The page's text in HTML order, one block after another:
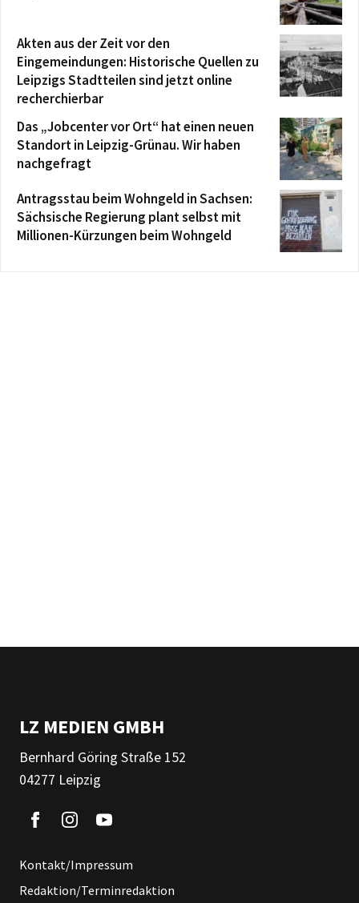
Akten aus der Zeit vor den
Eingemeindungen: Historische Quellen zu
Leipzigs Stadtteilen sind jetzt online
recherchierbar
Das „Jobcenter vor Ort“ hat einen neuen
Standort in Leipzig-Grünau. Wir haben
nachgefragt
Antragsstau beim Wohngeld in Sachsen:
Sächsische Regierung plant selbst mit
Millionen-Kürzungen beim Wohngeld
LZ MEDIEN GMBH
Bernhard Göring Straße 152
04277 Leipzig
Kontakt/Impressum
Redaktion/Terminredaktion